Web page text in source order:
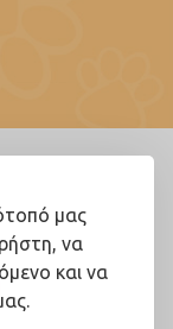
μας
να
και να